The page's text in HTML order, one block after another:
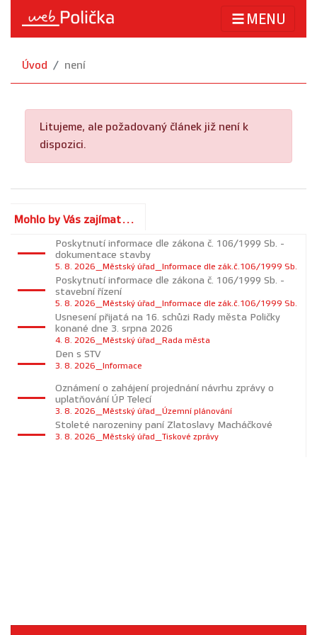
MENU
Úvod není
Litujeme, ale požadovaný článek již není k
dispozici.
Mohlo by Vás zajímat...
Poskytnutí informace dle zákona č. 106/1999 Sb. -
dokumentace stavby
5. 8. 2026_Městský úřad_Informace dle zák.č.106/1999 Sb.
Poskytnutí informace dle zákona č. 106/1999 Sb. -
stavební řízení
5. 8. 2026_Městský úřad_Informace dle zák.č.106/1999 Sb.
Usnesení přijatá na 16. schůzi Rady města Poličky
konané dne 3. srpna 2026
4. 8. 2026_Městský úřad_Rada města
Den s STV
3. 8. 2026_Informace
Oznámení o zahájení projednání návrhu zprávy o
uplatňování ÚP Telecí
3. 8. 2026_Městský úřad_Územní plánování
Stoleté narozeniny paní Zlatoslavy Macháčkové
3. 8. 2026_Městský úřad_Tiskové zprávy